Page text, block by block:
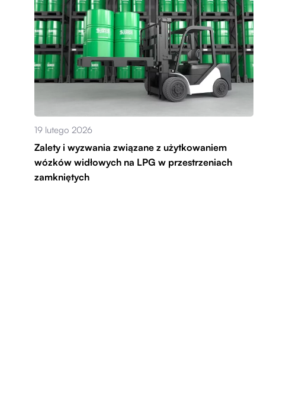
19 lutego 2026
Zalety i wyzwania związane z użytkowaniem
wózków widłowych na LPG w przestrzeniach
zamkniętych